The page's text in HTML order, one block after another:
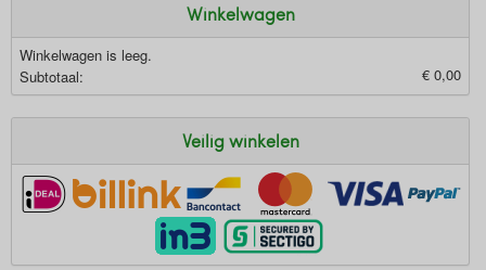
Winkelwagen
Winkelwagen is leeg.
Subtotaal:
€ 0,00
Veilig winkelen